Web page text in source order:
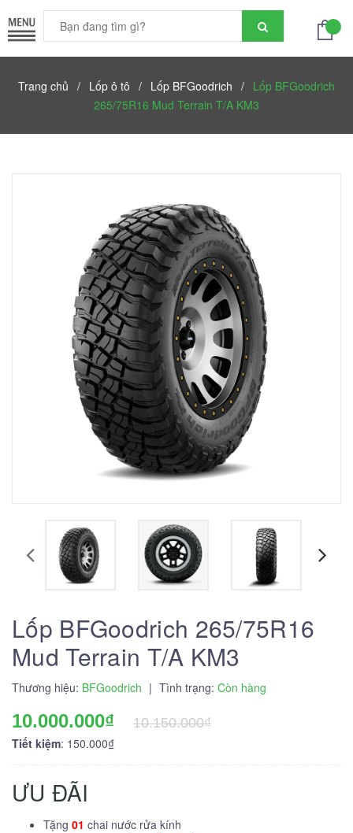
Trang chủ / Lốp ô tô / Lốp BFGoodrich / Lốp BFGoodrich
265/75R16 Mud Terrain T/A KM3
Lốp BFGoodrich 265/75R16
Mud Terrain T/A KM3
Thương hiệu: BFGoodrich | Tình trạng: Còn hàng
10.000.000₫
10.150.000₫
Tiết kiệm: 150.000₫
ƯU ĐÃI
Tặng 01 chai nước rửa kính